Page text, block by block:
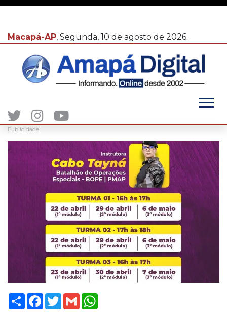
Macapá-AP, Segunda, 10 de agosto de 2026.
Publicidade
ShareFacebook
TwitterGmail